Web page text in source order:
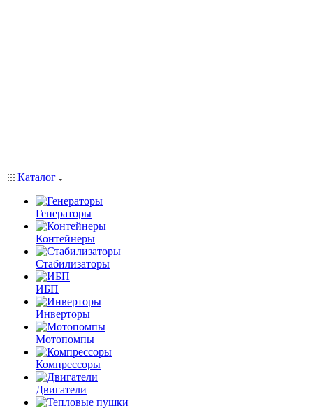
Каталог
Генераторы
Контейнеры
Стабилизаторы
ИБП
Инверторы
Мотопомпы
Компрессоры
Двигатели